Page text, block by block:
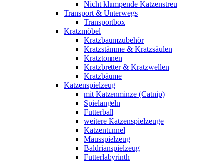
Nicht klumpende Katzenstreu
Transport & Unterwegs
Transportbox
Kratzmöbel
Kratzbaumzubehör
Kratzstämme & Kratzsäulen
Kratztonnen
Kratzbretter & Kratzwellen
Kratzbäume
Katzenspielzeug
mit Katzenminze (Catnip)
Spielangeln
Futterball
weitere Katzenspielzeuge
Katzentunnel
Mausspielzeug
Baldrianspielzeug
Futterlabyrinth